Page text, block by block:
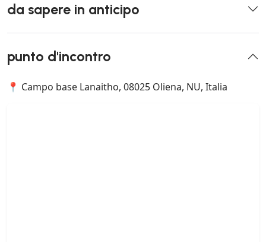
da sapere in anticipo
punto d'incontro
📍 Campo base Lanaitho, 08025 Oliena, NU, Italia